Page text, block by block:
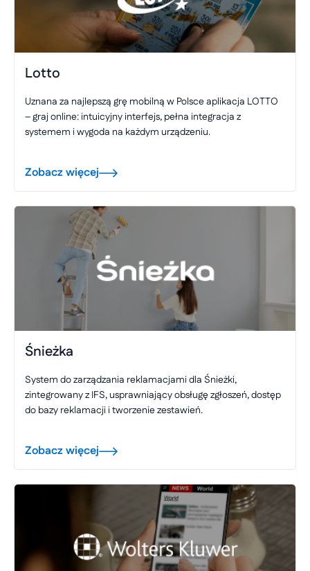
Lotto
Uznana za najlepszą grę mobilną w Polsce aplikacja LOTTO
– graj online: intuicyjny interfejs, pełna integracja z
systemem i wygoda na każdym urządzeniu.
Zobacz więcej
Śnieżka
System do zarządzania reklamacjami dla Śnieżki,
zintegrowany z IFS, usprawniający obsługę zgłoszeń, dostęp
do bazy reklamacji i tworzenie zestawień.
Zobacz więcej